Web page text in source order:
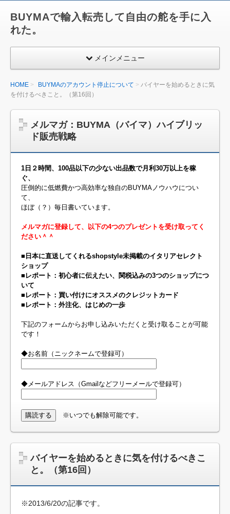
BUYMAで輸入転売して自由の舵を手に入
れた。
メインメニュー
HOME BUYMAのアカウント停止について
バイヤーを始めるときに気
を付けるべきこと。（第16回）
メルマガ：BUYMA（バイマ）ハイブリッ
ド販売戦略
1日２時間、100品以下の少ない出品数で月利30万以上を稼
ぐ、
圧倒的に低燃費かつ高効率な独自のBUYMAノウハウについ
て、
ほぼ（？）毎日書いています。
メルマガに登録して、以下の4つのプレゼントを受け取ってく
ださい＾＾
■日本に直送してくれるshopstyle未掲載のイタリアセレクト
ショップ
■レポート：初心者に伝えたい、関税込みの3つのショップにつ
いて
■レポート：買い付けにオススメのクレジットカード
■レポート：外注化、はじめの一歩
下記のフォームからお申し込みいただくと受け取ることが可能
です！
◆お名前（ニックネームで登録可）
◆メールアドレス（Gmailなどフリーメールで登録可）
※いつでも解除可能です。
バイヤーを始めるときに気を付けるべきこ
と。（第16回）
※2013/6/20の記事です。